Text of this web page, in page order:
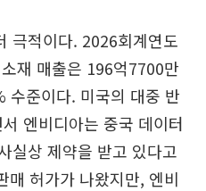
극적이다. 2026회계연도
재 매출은 196억7700만
수준이다. 미국의 대중 반
엔비디아는 중국 데이터
실상 제약을 받고 있다고
매 허가가 나왔지만, 엔비